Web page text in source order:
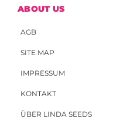
ABOUT US
AGB
SITE MAP
IMPRESSUM
KONTAKT
ÜBER LINDA SEEDS